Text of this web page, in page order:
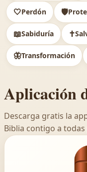
🤍Perdón 🛡️
📖Sabiduría ✝️
🦋Transformación
Aplicación
Descarga gratis la
Biblia contigo a